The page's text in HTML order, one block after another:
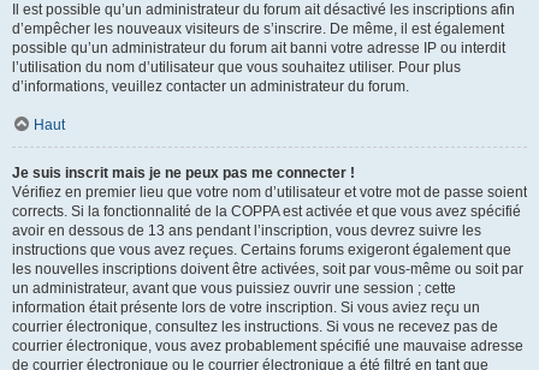
Il est possible qu’un administrateur du forum ait désactivé les inscriptions afin
d’empêcher les nouveaux visiteurs de s’inscrire. De même, il est également
possible qu’un administrateur du forum ait banni votre adresse IP ou interdit
l’utilisation du nom d’utilisateur que vous souhaitez utiliser. Pour plus
d’informations, veuillez contacter un administrateur du forum.
Haut
Je suis inscrit mais je ne peux pas me connecter !
Vérifiez en premier lieu que votre nom d’utilisateur et votre mot de passe soient
corrects. Si la fonctionnalité de la COPPA est activée et que vous avez spécifié
avoir en dessous de 13 ans pendant l’inscription, vous devrez suivre les
instructions que vous avez reçues. Certains forums exigeront également que
les nouvelles inscriptions doivent être activées, soit par vous-même ou soit par
un administrateur, avant que vous puissiez ouvrir une session ; cette
information était présente lors de votre inscription. Si vous aviez reçu un
courrier électronique, consultez les instructions. Si vous ne recevez pas de
courrier électronique, vous avez probablement spécifié une mauvaise adresse
de courrier électronique ou le courrier électronique a été filtré en tant que